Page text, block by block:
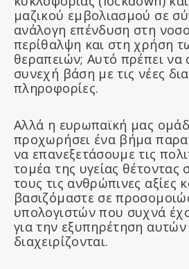
μαζικού εμβολιασμού σε
ανάλογη επένδυση στη
περίθαλψη και στη χρήση
θεραπειών; Αυτό πρέπει να
συνεχή βάση με τις νέες
πληροφορίες.
Αλλά η ευρωπαϊκή μας
προχωρήσει ένα βήμα
να επανεξετάσουμε τις
τομέα της υγείας θέτοντας
τους τις ανθρώπινες αξίες
βασιζόμαστε σε
υπολογιστών που συχνά
για την εξυπηρέτηση αυτών
διαχειρίζονται.